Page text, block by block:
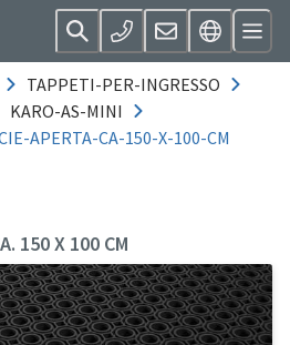
TAPPETI-PER-INGRESSO
KARO-AS-MINI
APERTA-CA-150-X-100-CM
150 X 100 CM